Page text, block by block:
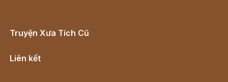
Truyện Xưa Tích Cũ
Liên kết